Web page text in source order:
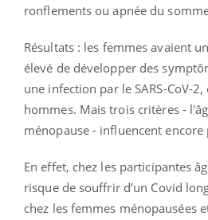
ronflements ou apnée du
Résultats : les femmes avaient
élevé de développer des
une infection par le SARS-CoV-
hommes. Mais trois critères -
ménopause - influencent encore
En effet, chez les participantes
risque de souffrir d’un Covid
chez les femmes ménopausées